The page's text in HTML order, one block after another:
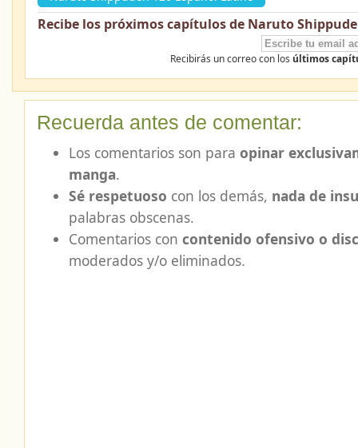
Recibe los próximos capítulos de Naruto
Recibirás un correo con los últimos
Recuerda antes de comentar:
Los comentarios son para opinar
manga.
Sé respetuoso con los demás, nada de
palabras obscenas.
Comentarios con contenido ofensivo o
moderados y/o eliminados.